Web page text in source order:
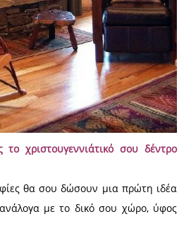
χριστουγεννιάτικό σου δέντρο
θα σου δώσουν μια πρώτη ιδέα
με το δικό σου χώρο, ύφος